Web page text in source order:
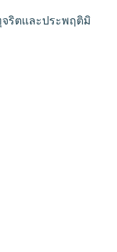
จริตและประพฤติมิ